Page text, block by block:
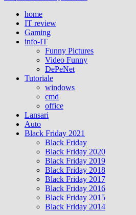
home
IT review
Gaming
info-IT
Funny Pictures
Video Funny
DePeNet
Tutoriale
windows
cmd
office
Lansari
Auto
Black Friday 2021
Black Friday
Black Friday 2020
Black Friday 2019
Black Friday 2018
Black Friday 2017
Black Friday 2016
Black Friday 2015
Black Friday 2014